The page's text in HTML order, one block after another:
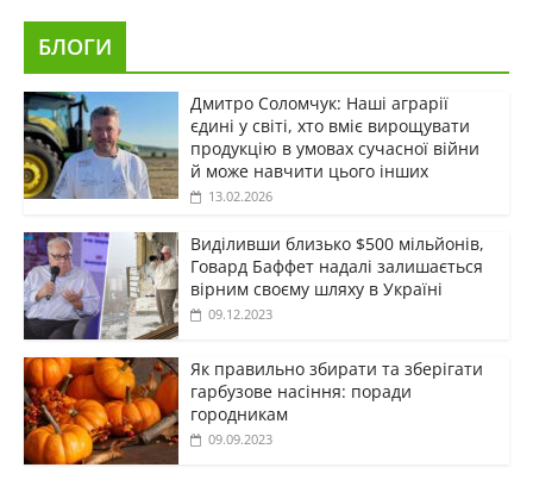
БЛОГИ
Дмитро Соломчук: Наші аграрії
єдині у світі, хто вміє вирощувати
продукцію в умовах сучасної війни
й може навчити цього інших
13.02.2026
Виділивши близько $500 мільйонів,
Говард Баффет надалі залишається
вірним своєму шляху в Україні
09.12.2023
Як правильно збирати та зберігати
гарбузове насіння: поради
городникам
09.09.2023